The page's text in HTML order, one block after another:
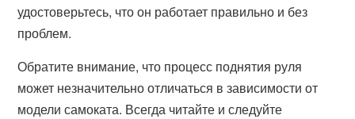
удостоверьтесь, что он работает правильно и без
проблем.
Обратите внимание, что процесс поднятия руля
может незначительно отличаться в зависимости от
модели самоката. Всегда читайте и следуйте